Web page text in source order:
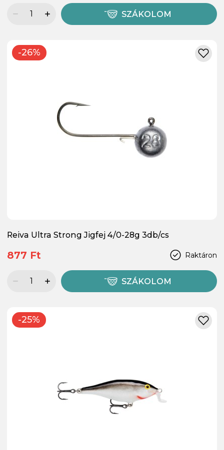
SZÁKOLOM
-26%
Reiva Ultra Strong Jigfej 4/0-28g 3db/cs
Raktáron
877 Ft
SZÁKOLOM
-25%